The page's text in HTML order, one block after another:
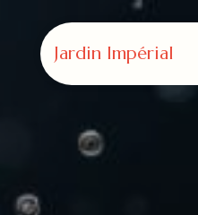
Jardin Impérial
Panneau de gestion des